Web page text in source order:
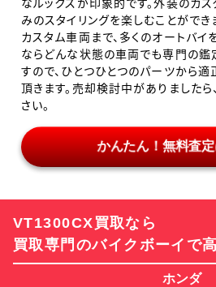
みのスタイリングを楽しむことができ
カスタム車両まで、多くのオートバイ
ならどんな状態の車両でも専門の鑑
すので、ひとつひとつのパーツから
頂きます。売却検討中がありました
さい。
かんたん！無料査
VT1300CX買取なら
買取専門のバイクボーイで
ホンダ